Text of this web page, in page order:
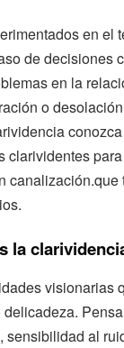
en el
de decisiones
en la
o
clarividentes
canalización.que
la
visionarias
sensibilidad al